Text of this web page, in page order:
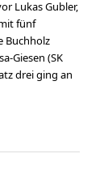
Lukas Gubler,
fünf
Buchholz
Giesen (SK
drei ging an